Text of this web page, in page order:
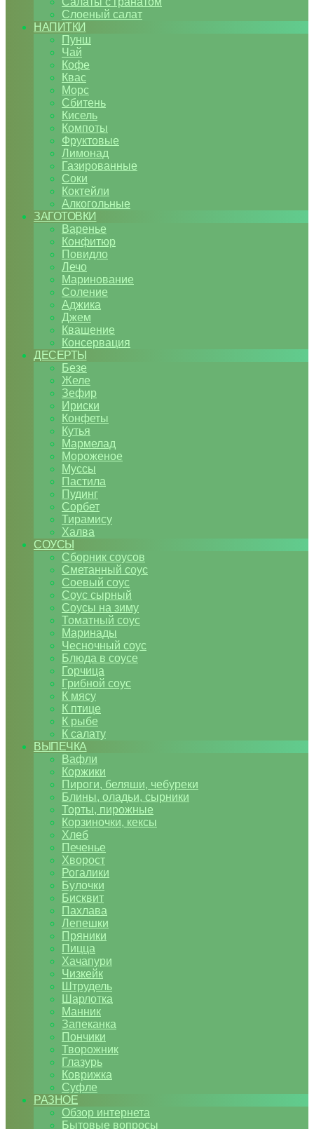
Слоеный салат
НАПИТКИ
Пунш
Чай
Кофе
Квас
Морс
Сбитень
Кисель
Компоты
Фруктовые
Лимонад
Газированные
Соки
Коктейли
Алкогольные
ЗАГОТОВКИ
Варенье
Конфитюр
Повидло
Лечо
Маринование
Соление
Аджика
Джем
Квашение
Консервация
ДЕСЕРТЫ
Безе
Желе
Зефир
Ириски
Конфеты
Кутья
Мармелад
Мороженое
Муссы
Пастила
Пудинг
Сорбет
Тирамису
Халва
СОУСЫ
Сборник соусов
Сметанный соус
Соевый соус
Соус сырный
Соусы на зиму
Томатный соус
Маринады
Чесночный соус
Блюда в соусе
Горчица
Грибной соус
К мясу
К птице
К рыбе
К салату
ВЫПЕЧКА
Вафли
Коржики
Пироги, беляши, чебуреки
Блины, оладьи, сырники
Торты, пирожные
Корзиночки, кексы
Хлеб
Печенье
Хворост
Рогалики
Булочки
Бисквит
Пахлава
Лепешки
Пряники
Пицца
Хачапури
Чизкейк
Штрудель
Шарлотка
Манник
Запеканка
Пончики
Творожник
Глазурь
Коврижка
Суфле
РАЗНОЕ
Обзор интернета
Бытовые вопросы